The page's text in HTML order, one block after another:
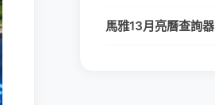
馬雅13月亮曆查詢器